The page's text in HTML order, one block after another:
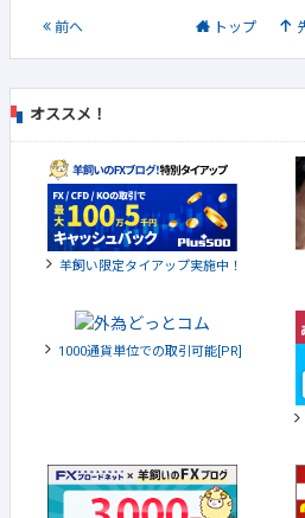
前へ トップ
オススメ！
羊飼い限定タイアップ実施中！
1000通貨単位での取引可能[PR]